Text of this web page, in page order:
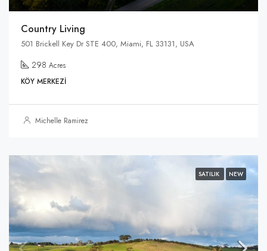
Country Living
501 Brickell Key Dr STE 400, Miami, FL 33131, USA
298 Acres
KÖY MERKEZI
Michelle Ramirez
SATILIK NEW